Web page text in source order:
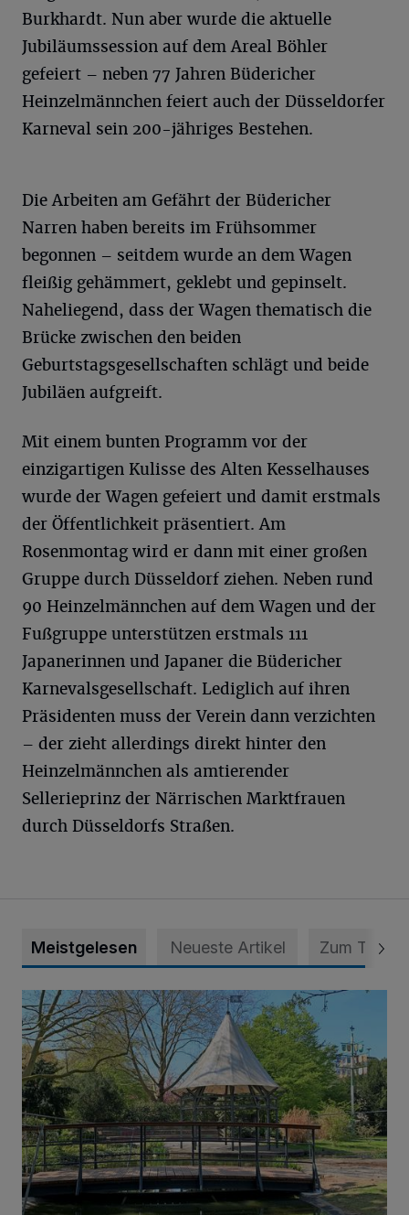
Burkhardt. Nun aber wurde die aktuelle
Jubiläumssession auf dem Areal Böhler
gefeiert – neben 77 Jahren Büdericher
Heinzelmännchen feiert auch der Düsseldorfer
Karneval sein 200-jähriges Bestehen.
Die Arbeiten am Gefährt der Büdericher
Narren haben bereits im Frühsommer
begonnen – seitdem wurde an dem Wagen
fleißig gehämmert, geklebt und gepinselt.
Naheliegend, dass der Wagen thematisch die
Brücke zwischen den beiden
Geburtstagsgesellschaften schlägt und beide
Jubiläen aufgreift.
Mit einem bunten Programm vor der
einzigartigen Kulisse des Alten Kesselhauses
wurde der Wagen gefeiert und damit erstmals
der Öffentlichkeit präsentiert. Am
Rosenmontag wird er dann mit einer großen
Gruppe durch Düsseldorf ziehen. Neben rund
90 Heinzelmännchen auf dem Wagen und der
Fußgruppe unterstützen erstmals 111
Japanerinnen und Japaner die Büdericher
Karnevalsgesellschaft. Lediglich auf ihren
Präsidenten muss der Verein dann verzichten
– der zieht allerdings direkt hinter den
Heinzelmännchen als amtierender
Sellerieprinz der Närrischen Marktfrauen
durch Düsseldorfs Straßen.
Meistgelesen Neueste Artikel Zum Thema
814 000 Euro für Projekt in Osterath